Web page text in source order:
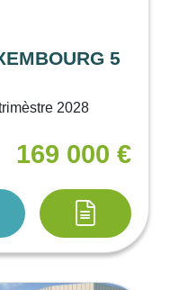
5
2028
169 000 €